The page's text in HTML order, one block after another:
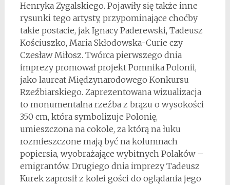
Henryka Zygalskiego. Pojawiły się także inne
rysunki tego artysty, przypominające choćby
takie postacie, jak Ignacy Paderewski, Tadeusz
Kościuszko, Maria Skłodowska-Curie czy
Czesław Miłosz. Twórca pierwszego dnia
imprezy promował projekt Pomnika Polonii,
jako laureat Międzynarodowego Konkursu
Rzeźbiarskiego. Zaprezentowana wizualizacja
to monumentalna rzeźba z brązu o wysokości
350 cm, która symbolizuje Polonię,
umieszczona na cokole, za którą na łuku
rozmieszczone mają być na kolumnach
popiersia, wyobrażające wybitnych Polaków –
emigrantów. Drugiego dnia imprezy Tadeusz
Kurek zaprosił z kolei gości do oglądania jego